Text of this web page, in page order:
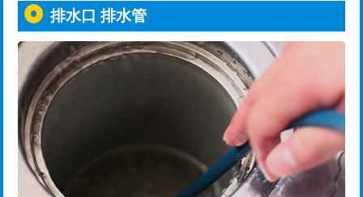
用（追加）/3ｍ超え)
給水管工事※（ライニング鋼管・銅
管・ポリ管・HT管使用/3ｍまで)
44,000円
給水管工事※（ライニング鋼管・銅
管・ポリ管・HT管使用/3ｍ超え)
+8,800円
排水管工事（土の掘削・埋め戻し作
業）
11,000円~
排水管工事（排水管工事/3ｍまで） 55,000円
トーラー機使用/3mまで
追加トーラー機使用/3m超え +3,300円
カメラ調査 33,000円
桝清掃 8,800円
止水・漏水調査・防水処理・清掃・修
理・調整・分解・加工など（軽作業）
11,000円
排水口 排水管